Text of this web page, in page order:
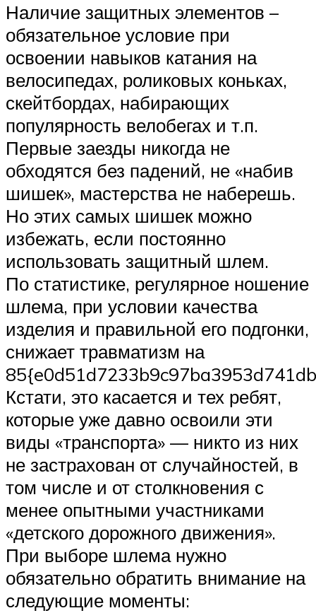
Наличие защитных элементов –
обязательное условие при
освоении навыков катания на
велосипедах, роликовых коньках,
скейтбордах, набирающих
популярность велобегах и т.п.
Первые заезды никогда не
обходятся без падений, не «набив
шишек», мастерства не наберешь.
Но этих самых шишек можно
избежать, если постоянно
использовать защитный шлем.
По статистике, регулярное ношение
шлема, при условии качества
изделия и правильной его подгонки,
снижает травматизм на
Кстати, это касается и тех ребят,
которые уже давно освоили эти
виды «транспорта» — никто из них
не застрахован от случайностей, в
том числе и от столкновения с
менее опытными участниками
«детского дорожного движения».
При выборе шлема нужно
обязательно обратить внимание на
следующие моменты: